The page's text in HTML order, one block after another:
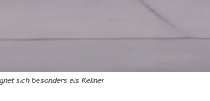
sich besonders als Kellner